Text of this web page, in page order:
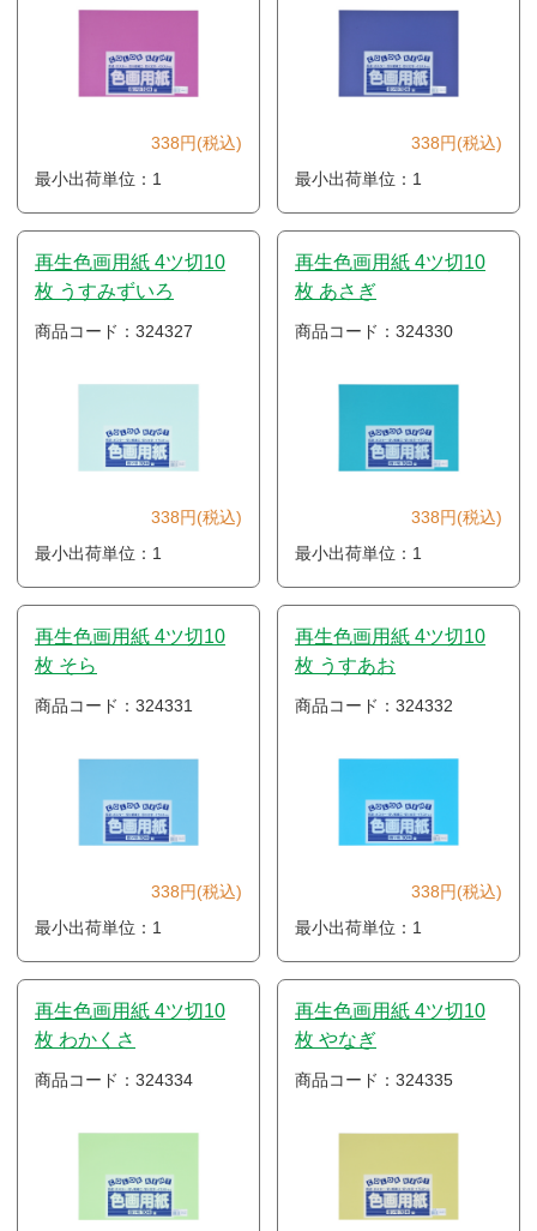
338円(税込)
最小出荷単位：1
338円(税込)
最小出荷単位：1
再生色画用紙 4ツ切10
枚 うすみずいろ
商品コード：324327
338円(税込)
最小出荷単位：1
再生色画用紙 4ツ切10
枚 あさぎ
商品コード：324330
338円(税込)
最小出荷単位：1
再生色画用紙 4ツ切10
枚 そら
商品コード：324331
338円(税込)
最小出荷単位：1
再生色画用紙 4ツ切10
枚 うすあお
商品コード：324332
338円(税込)
最小出荷単位：1
再生色画用紙 4ツ切10
枚 わかくさ
商品コード：324334
再生色画用紙 4ツ切10
枚 やなぎ
商品コード：324335